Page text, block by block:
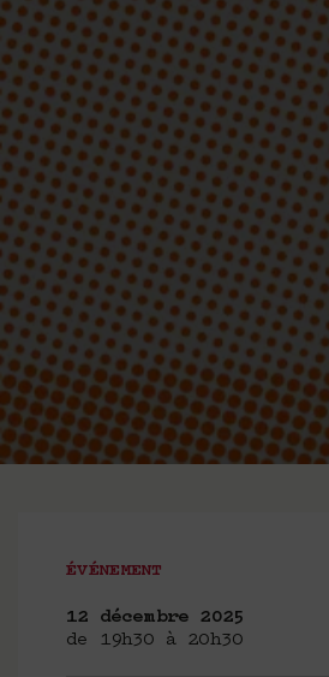
ÉVÉNEMENT
12 décembre 2025
de 19h30 à 20h30